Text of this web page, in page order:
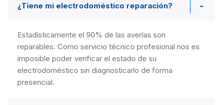
¿Tiene mi electrodoméstico reparación?
Estadísticamente el 90% de las averías son
reparables. Como servicio técnico profesional nos es
imposible poder verificar el estado de su
electrodoméstico sin diagnosticarlo de forma
presencial.